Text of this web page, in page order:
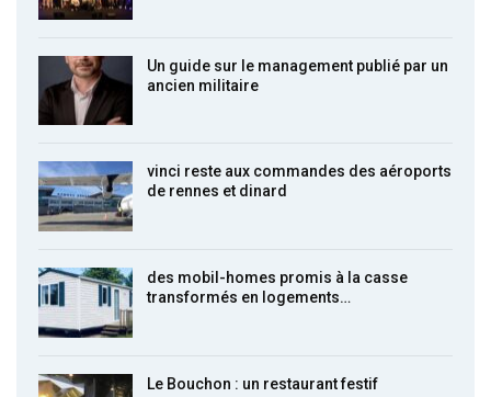
Un guide sur le management publié par un
ancien militaire
vinci reste aux commandes des aéroports
de rennes et dinard
des mobil-homes promis à la casse
transformés en logements…
Le Bouchon : un restaurant festif